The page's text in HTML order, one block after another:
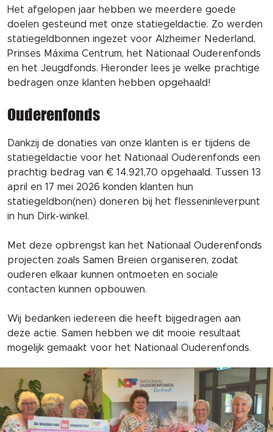
Het afgelopen jaar hebben we meerdere goede
doelen gesteund met onze statiegeldactie. Zo werden
statiegeldbonnen ingezet voor Alzheimer Nederland,
Prinses Máxima Centrum, het Nationaal Ouderenfonds
en het Jeugdfonds. Hieronder lees je welke prachtige
bedragen onze klanten hebben opgehaald!
Ouderenfonds
Dankzij de donaties van onze klanten is er tijdens de
statiegeldactie voor het Nationaal Ouderenfonds een
prachtig bedrag van € 14.921,70 opgehaald. Tussen 13
april en 17 mei 2026 konden klanten hun
statiegeldbon(nen) doneren bij het flesseninleverpunt
in hun Dirk-winkel.
Met deze opbrengst kan het Nationaal Ouderenfonds
projecten zoals Samen Breien organiseren, zodat
ouderen elkaar kunnen ontmoeten en sociale
contacten kunnen opbouwen.
Wij bedanken iedereen die heeft bijgedragen aan
deze actie. Samen hebben we dit mooie resultaat
mogelijk gemaakt voor het Nationaal Ouderenfonds.